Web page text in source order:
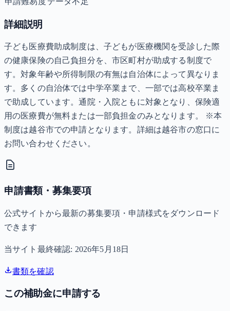
詳細説明
子ども医療費助成制度は、子どもが医療機関を受診した際
の健康保険の自己負担分を、市区町村が助成する制度で
す。対象年齢や所得制限の有無は自治体によって異なりま
す。多くの自治体では中学卒業まで、一部では高校卒業ま
で助成しています。通院・入院ともに対象となり、保険適
用の医療費が無料または一部負担金のみとなります。 ※本
制度は越谷市での申請となります。詳細は越谷市の窓口に
お問い合わせください。
申請書類・募集要項
公式サイトから最新の募集要項・申請様式をダウンロード
できます
当サイト最終確認: 2026年5月18日
書類を確認
この補助金に申請する